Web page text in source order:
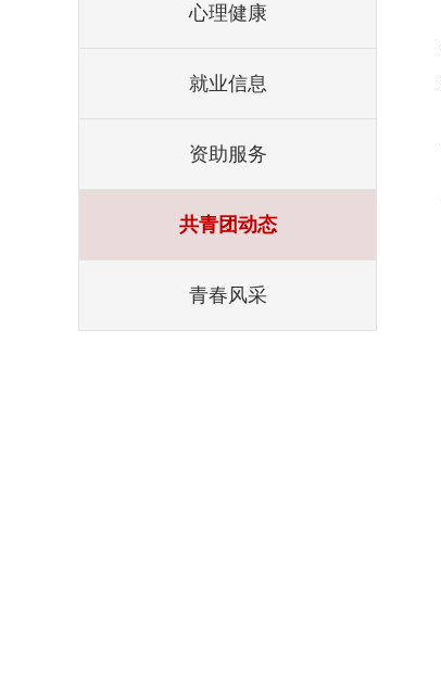
心理健康
就业信息
资助服务
共青团动态
青春风采